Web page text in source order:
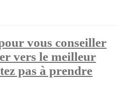
vous conseiller
vers le meilleur
pas à prendre